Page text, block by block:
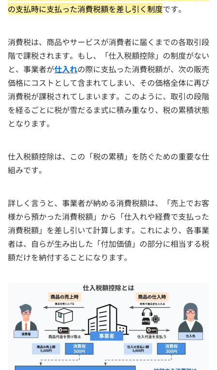
の支払時に支払った消費税額を差し引く制度です。
消費税は、商品やサービスが消費者に届くまでの各取引段
階で課税されます。もし、「仕入税額控除」の制度がない
と、事業者が仕入れの際に支払った消費税額が、次の販売
価格にコストとして含まれてしまい、その価格全体に再び
消費税が課税されてしまいます。このように、取引の段階
を経るごとに税が雪だるま式に積み重なり、税の累積状態
となります。
仕入税額控除は、この「税の累積」を防ぐための重要な仕
組みです。
詳しく言うと、事業者が納める消費税額は、「売上でお客
様から預かった消費税額」から「仕入れや経費で支払った
消費税額」を差し引いて計算します。これにより、各事業
者は、自らが生み出した「付加価値」の部分に相当する税
額だけを納付することになります。